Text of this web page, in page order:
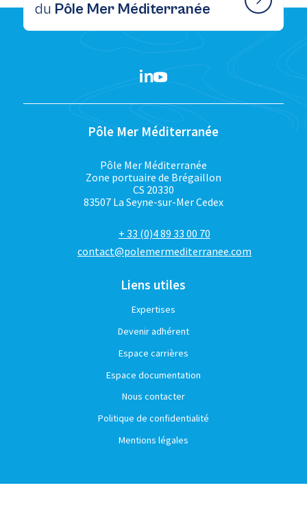
du Pôle Mer Méditerranée
Pôle Mer Méditerranée
Pôle Mer Méditerranée
Zone portuaire de Brégaillon
CS 20330
83507 La Seyne-sur-Mer Cedex
+ 33 (0)4 89 33 00 70
contact@polemermediterranee.com
Liens utiles
Expertises
Devenir adhérent
Espace carrières
Espace documentation
Nous contacter
Politique de confidentialité
Mentions légales